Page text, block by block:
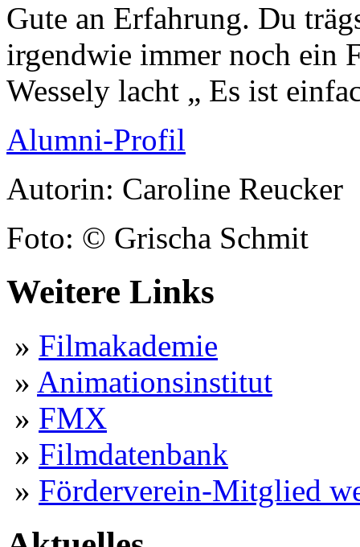
Gute an Erfahrung. Du
irgendwie immer noch ein
Wessely lacht „ Es ist
Alumni-Profil
Autorin: Caroline Reucker
Foto: © Grischa Schmit
Weitere Links
» Filmakademie
» Animationsinstitut
» FMX
» Filmdatenbank
» Förderverein-Mitglied